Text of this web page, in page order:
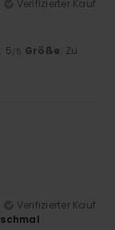
Verifizierter Kauf
: 5/5 Größe: Zu
Verifizierter Kauf